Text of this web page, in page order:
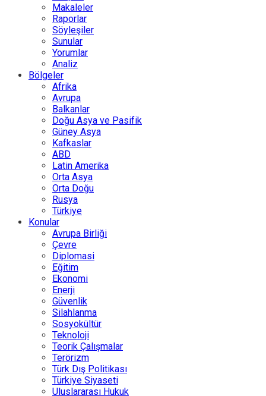
Makaleler
Raporlar
Söyleşiler
Sunular
Yorumlar
Analiz
Bölgeler
Afrika
Avrupa
Balkanlar
Doğu Asya ve Pasifik
Güney Asya
Kafkaslar
ABD
Latin Amerika
Orta Asya
Orta Doğu
Rusya
Türkiye
Konular
Avrupa Birliği
Çevre
Diplomasi
Eğitim
Ekonomi
Enerji
Güvenlik
Silahlanma
Sosyokültür
Teknoloji
Teorik Çalışmalar
Terörizm
Türk Dış Politikası
Türkiye Siyaseti
Uluslararası Hukuk